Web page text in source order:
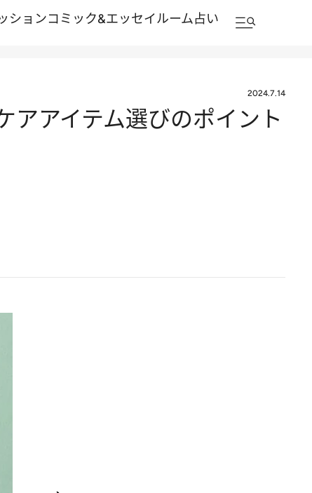
ションコミック&エッセイルーム占い
2024.7.14
アアイテム選びのポイント